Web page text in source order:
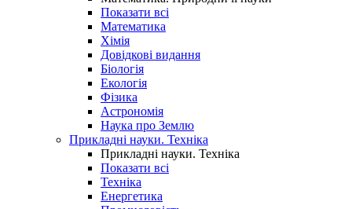
Показати всі
Математика
Хімія
Довідкові видання
Біологія
Екологія
Фізика
Астрономія
Наука про Землю
Прикладні науки. Техніка
Прикладні науки. Техніка
Показати всі
Техніка
Енергетика